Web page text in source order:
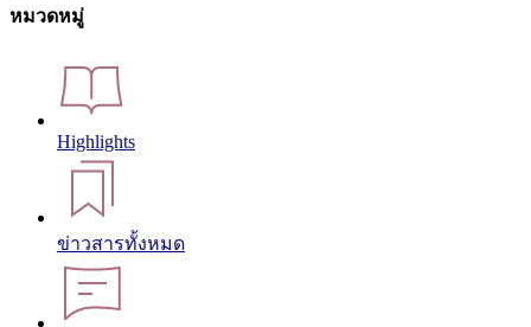
หมวดหมู่
Highlights
ข่าวสารทั้งหมด